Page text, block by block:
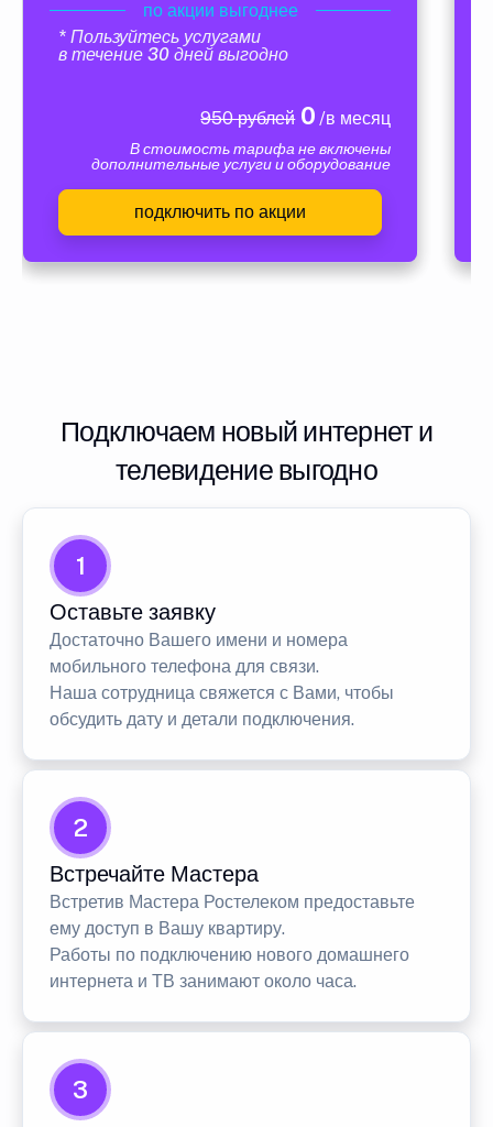
по акции выгоднее
* Пользуйтесь услугами
в течение 30 дней выгодно
950 рублей0 /в месяц
В стоимость тарифа не включены
дополнительные услуги и оборудование
подключить по акции
Подключаем новый интернет и
телевидение выгодно
1
Оставьте заявку
Достаточно Вашего имени и номера
мобильного телефона для связи.
Наша сотрудница свяжется с Вами, чтобы
обсудить дату и детали подключения.
2
Встречайте Мастера
Встретив Мастера Ростелеком предоставьте
ему доступ в Вашу квартиру.
Работы по подключению нового домашнего
интернета и ТВ занимают около часа.
3